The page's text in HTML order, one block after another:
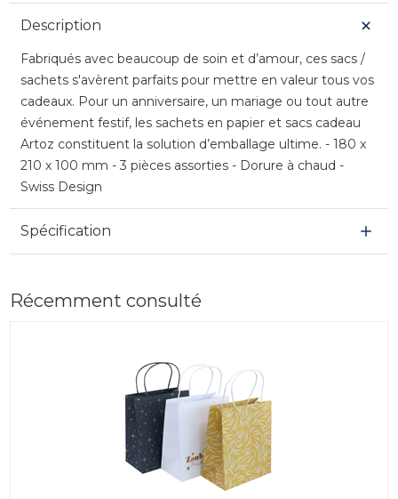
Description
Fabriqués avec beaucoup de soin et d’amour, ces sacs /
sachets s'avèrent parfaits pour mettre en valeur tous vos
cadeaux. Pour un anniversaire, un mariage ou tout autre
événement festif, les sachets en papier et sacs cadeau
Artoz constituent la solution d’emballage ultime. - 180 x
210 x 100 mm - 3 pièces assorties - Dorure à chaud -
Swiss Design
Spécification
Récemment consulté